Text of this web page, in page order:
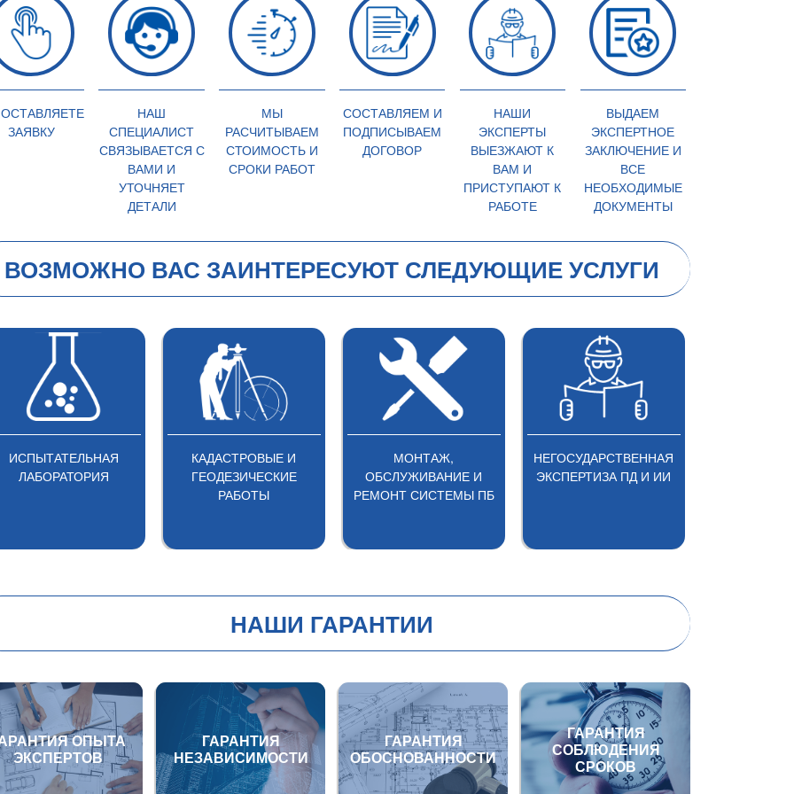
ЗАЯВКУ
НАШ
СПЕЦИАЛИСТ
СВЯЗЫВАЕТСЯ С
ВАМИ И
УТОЧНЯЕТ
ДЕТАЛИ
МЫ
РАСЧИТЫВАЕМ
СТОИМОСТЬ И
СРОКИ РАБОТ
СОСТАВЛЯЕМ И
ПОДПИСЫВАЕМ
ДОГОВОР
НАШИ
ЭКСПЕРТЫ
ВЫЕЗЖАЮТ К
ВАМ И
ПРИСТУПАЮТ К
РАБОТЕ
ВЫДАЕМ
ЭКСПЕРТНОЕ
ЗАКЛЮЧЕНИЕ И
ВСЕ
НЕОБХОДИМЫЕ
ДОКУМЕНТЫ
ВОЗМОЖНО ВАС ЗАИНТЕРЕСУЮТ СЛЕДУЮЩИЕ УСЛУГИ
ИСПЫТАТЕЛЬНАЯ
ЛАБОРАТОРИЯ
КАДАСТРОВЫЕ И
ГЕОДЕЗИЧЕСКИЕ
РАБОТЫ
МОНТАЖ,
ОБСЛУЖИВАНИЕ И
РЕМОНТ СИСТЕМЫ ПБ
НЕГОСУДАРСТВЕННАЯ
ЭКСПЕРТИЗА ПД И ИИ
НАШИ ГАРАНТИИ
ОПЫТА
ЭКСПЕРТОВ
ГАРАНТИЯ
НЕЗАВИСИМОСТИ
ГАРАНТИЯ
ОБОСНОВАННОСТИ
ГАРАНТИЯ
СОБЛЮДЕНИЯ
СРОКОВ